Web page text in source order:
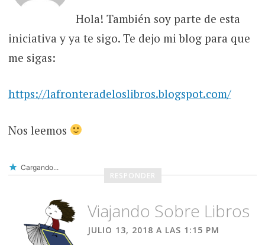
Hola! También soy parte de esta
iniciativa y ya te sigo. Te dejo mi blog para que
me sigas:
https://lafronteradeloslibros.blogspot.com/
Nos leemos
Cargando...
RESPONDER
Viajando Sobre Libros
JULIO 13, 2018 A LAS 1:15 PM